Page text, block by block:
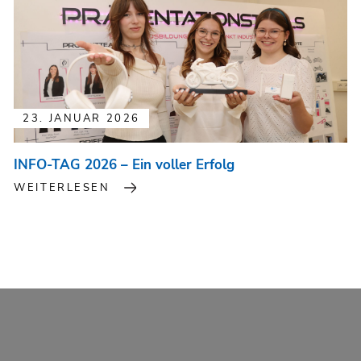
23. JANUAR 2026
INFO-TAG 2026 – Ein voller Erfolg
WEITERLESEN